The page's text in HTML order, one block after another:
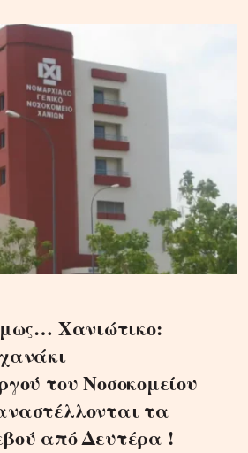
Χανιώτικο:
του Νοσοκομείου
τα
από Δευτέρα !